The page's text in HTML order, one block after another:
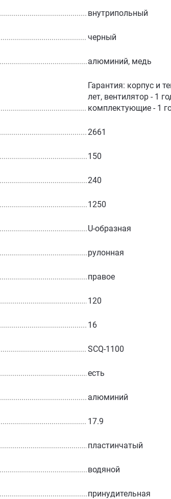
внутрипольный
черный
алюминий, медь
Гарантия: корпус и
лет, вентилятор - 1
комплектующие - 1
2661
150
240
1250
U-образная
рулонная
правое
120
16
SCQ-1100
есть
алюминий
17.9
пластинчатый
водяной
принудительная